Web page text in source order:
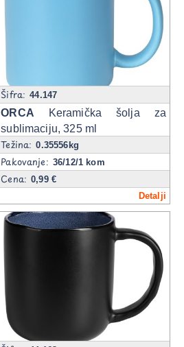
Šifra:44.147
ORCA Keramička šolja za
sublimaciju, 325 ml
Težina:0.35556kg
Pakovanje: 36/12/1 kom
Cena:0,99 €
Detalji